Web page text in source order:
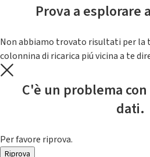
Prova a esplorare
Non abbiamo trovato risultati per la
colonnina di ricarica piú vicina a te
C'è un problema
dati.
Per favore riprova.
Riprova